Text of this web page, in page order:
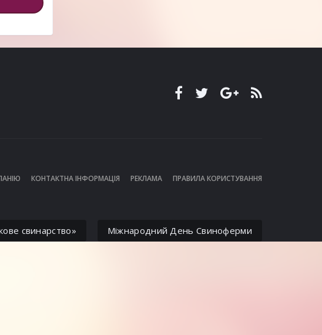
КОНТАКТНА ІНФОРМАЦІЯ РЕКЛАМА ПРАВИЛА КОРИСТУВАННЯ
свинарство» Міжнародний День Свиноферми